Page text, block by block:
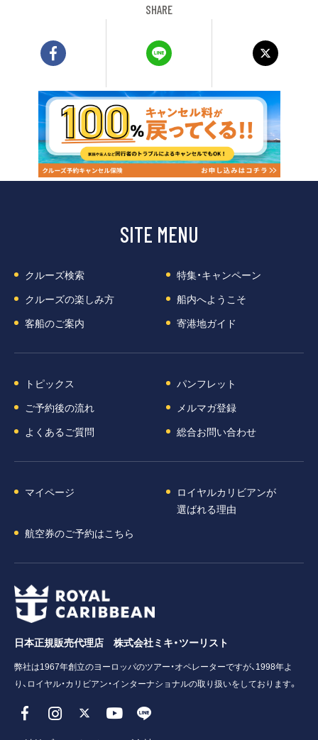
SHARE
SITE MENU
クルーズ検索
特集・キャンペーン
クルーズの楽しみ方
船内へようこそ
客船のご案内
寄港地ガイド
トピックス
パンフレット
ご予約後の流れ
メルマガ登録
よくあるご質問
総合お問い合わせ
マイページ
ロイヤルカリビアンが
選ばれる理由
航空券のご予約はこちら
日本正規販売代理店 株式会社ミキ・ツーリスト
弊社は1967年創立のヨーロッパのツアー・オペレーターですが、1998年よ
り、ロイヤル・カリビアン・インターナショナルの取り扱いをしております。